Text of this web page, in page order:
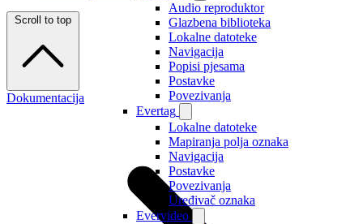
Audio reproduktor
Glazbena biblioteka
Lokalne datoteke
Navigacija
Popisi pjesama
Postavke
Povezivanja
Evertag
Lokalne datoteke
Mapiranja polja oznaka
Navigacija
Postavke
Povezivanja
Uređivač oznaka
Evervideo
Scroll to top
Dokumentacija